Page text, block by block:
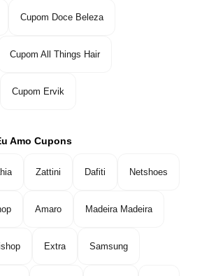
Cupom Doce Beleza
Cupom All Things Hair
Cupom Ervik
Amo Cupons
Zattini Dafiti Netshoes
Amaro Madeira Madeira
Extra Samsung